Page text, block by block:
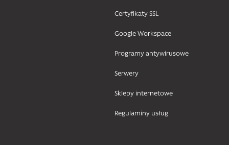
Certyfikaty SSL
Google Workspace
Programy antywirusowe
Serwery
Sklepy internetowe
Regulaminy usług